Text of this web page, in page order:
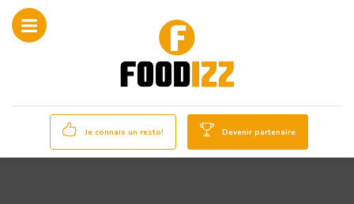
Je connais un resto! Devenir partenaire